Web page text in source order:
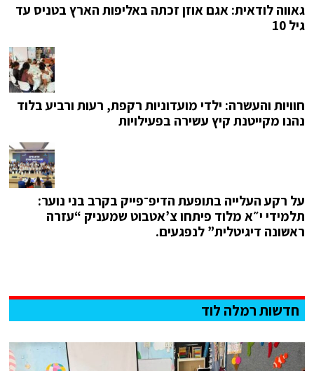
גאווה לודאית: אגם אוזן זכתה באליפות הארץ בטניס עד
גיל 10
חוויות והעשרה: ילדי מועדוניות רקפת, רעות ורביע בלוד
נהנו מקייטנת קיץ עשירה בפעילויות
על רקע העלייה בתופעת הדיפ־פייק בקרב בני נוער:
תלמידי י״א מלוד פיתחו צ’אטבוט שמעניק “עזרה
ראשונה דיגיטלית” לנפגעים.
חדשות רמלה לוד